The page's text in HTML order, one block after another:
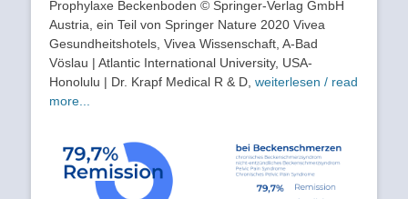
Prophylaxe Beckenboden © Springer-Verlag GmbH
Austria, ein Teil von Springer Nature 2020 Vivea
Gesundheitshotels, Vivea Wissenschaft, A-Bad
Vöslau | Atlantic International University, USA-
Honolulu | Dr. Krapf Medical R & D, weiterlesen / read
more...